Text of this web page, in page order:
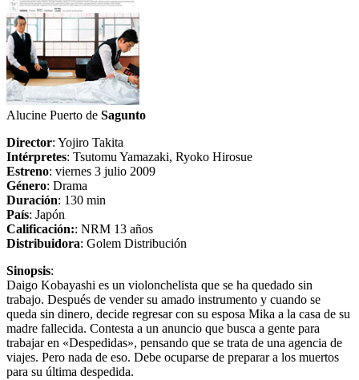
Alucine Puerto de Sagunto
Director: Yojiro Takita
Intérpretes: Tsutomu Yamazaki, Ryoko Hirosue
Estreno: viernes 3 julio 2009
Género: Drama
Duración: 130 min
País: Japón
Calificación:: NRM 13 años
Distribuidora: Golem Distribución
Sinopsis:
Daigo Kobayashi es un violonchelista que se ha quedado sin
trabajo. Después de vender su amado instrumento y cuando se
queda sin dinero, decide regresar con su esposa Mika a la casa de su
madre fallecida. Contesta a un anuncio que busca a gente para
trabajar en «Despedidas», pensando que se trata de una agencia de
viajes. Pero nada de eso. Debe ocuparse de preparar a los muertos
para su última despedida.